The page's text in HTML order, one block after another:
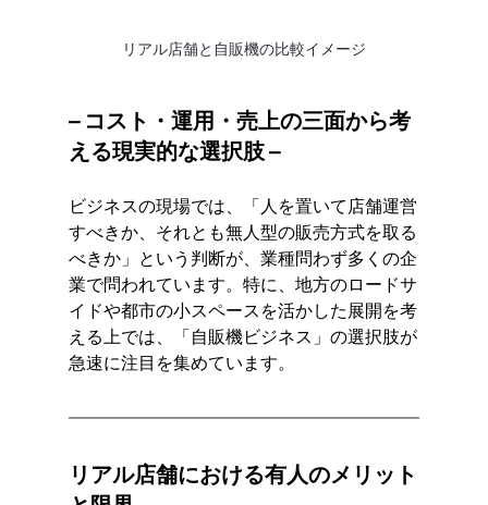
リアル店舗と自販機の比較イメージ
– コスト・運用・売上の三面から考
える現実的な選択肢 –
ビジネスの現場では、「人を置いて店舗運営
すべきか、それとも無人型の販売方式を取る
べきか」という判断が、業種問わず多くの企
業で問われています。特に、地方のロードサ
イドや都市の小スペースを活かした展開を考
える上では、「自販機ビジネス」の選択肢が
急速に注目を集めています。
リアル店舗における有人のメリット